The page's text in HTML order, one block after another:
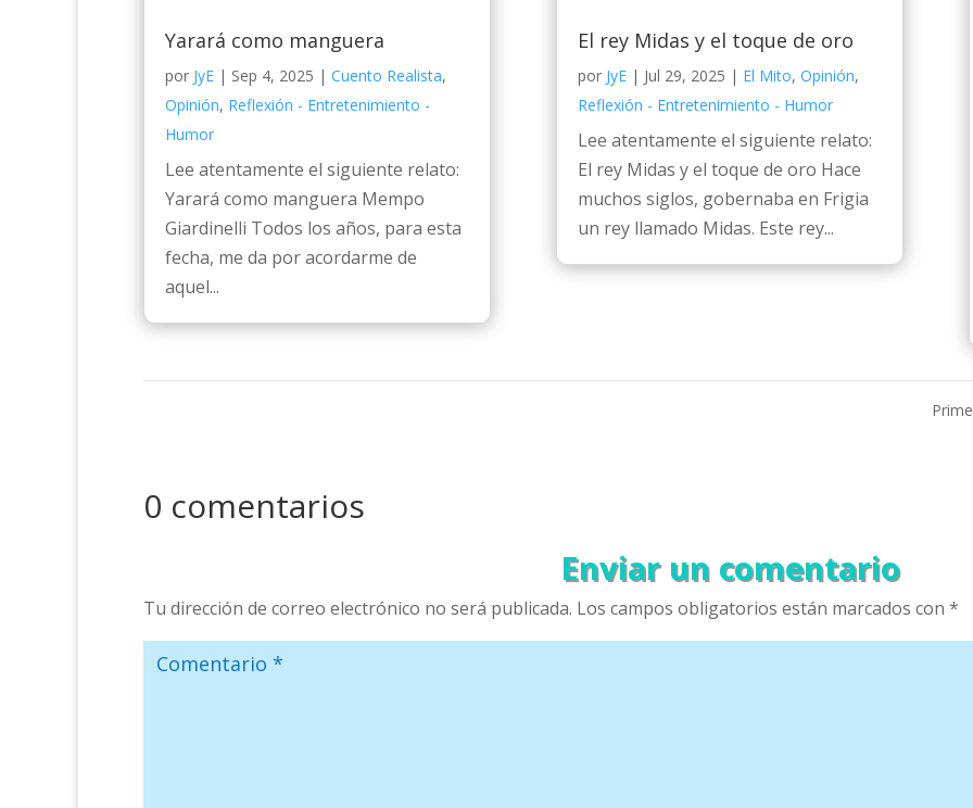
Yarará como manguera
por JyE | Sep 4, 2025 | Cuento Realista,
Opinión, Reflexión - Entretenimiento -
Humor
Lee atentamente el siguiente relato:
Yarará como manguera Mempo
Giardinelli Todos los años, para esta
fecha, me da por acordarme de
aquel...
El rey Midas y el toque de oro
por JyE| Jul 29, 2025 | El Mito, Opinión,
Reflexión - Entretenimiento - Humor
Lee atentamente el siguiente relato:
El rey Midas y el toque de oro Hace
muchos siglos, gobernaba en Frigia
un rey llamado Midas. Este rey...
0 comentarios
Enviar un comentario
Tu dirección de correo electrónico no será publicada. Los campos obligatorios están marcados con *